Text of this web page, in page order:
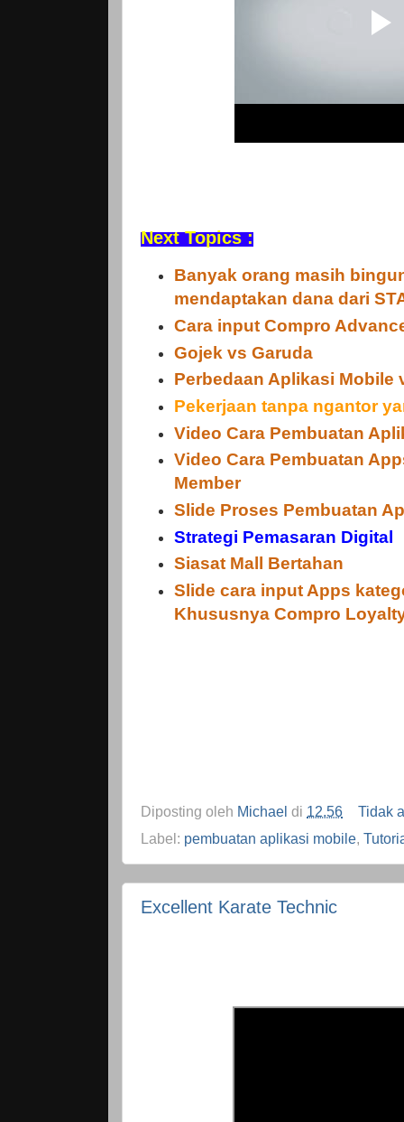
Next Topics :
Banyak orang masih
mendaptakan dana dari
Cara input Compro
Gojek vs Garuda
Perbedaan Aplikasi Mobile
Pekerjaan tanpa ngantor
Video Cara Pembuatan
Video Cara Pembuatan
Member
Slide Proses Pembuatan
Strategi Pemasaran Digital
Siasat Mall Bertahan
Slide cara input Apps
Khususnya Compro
Diposting oleh Michael di 12.56
Tidak
Label: pembuatan aplikasi mobile,
Excellent Karate Technic